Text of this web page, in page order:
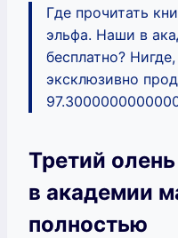
Где прочитать
эльфа. Наши в
бесплатно?
эксклюзивно
Третий
в академии
полностью